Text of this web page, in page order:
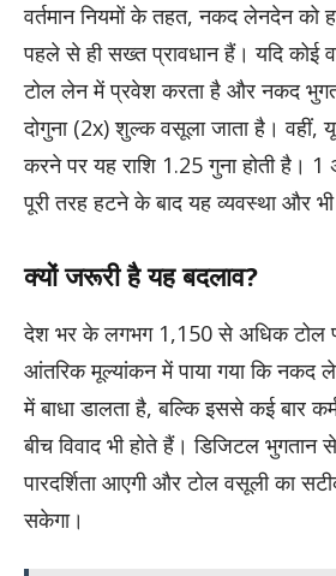
वर्तमान नियमों के तहत, नकद लेनदेन को
पहले से ही सख्त प्रावधान हैं। यदि कोई
टोल लेन में प्रवेश करता है और नकद
दोगुना (2x) शुल्क वसूला जाता है। वहीं,
करने पर यह राशि 1.25 गुना होती है।
पूरी तरह हटने के बाद यह व्यवस्था और
क्यों जरूरी है यह बदलाव?
देश भर के लगभग 1,150 से अधिक टोल
आंतरिक मूल्यांकन में पाया गया कि नकद
में बाधा डालता है, बल्कि इससे कई बार
बीच विवाद भी होते हैं। डिजिटल भुगतान
पारदर्शिता आएगी और टोल वसूली का
सकेगा।